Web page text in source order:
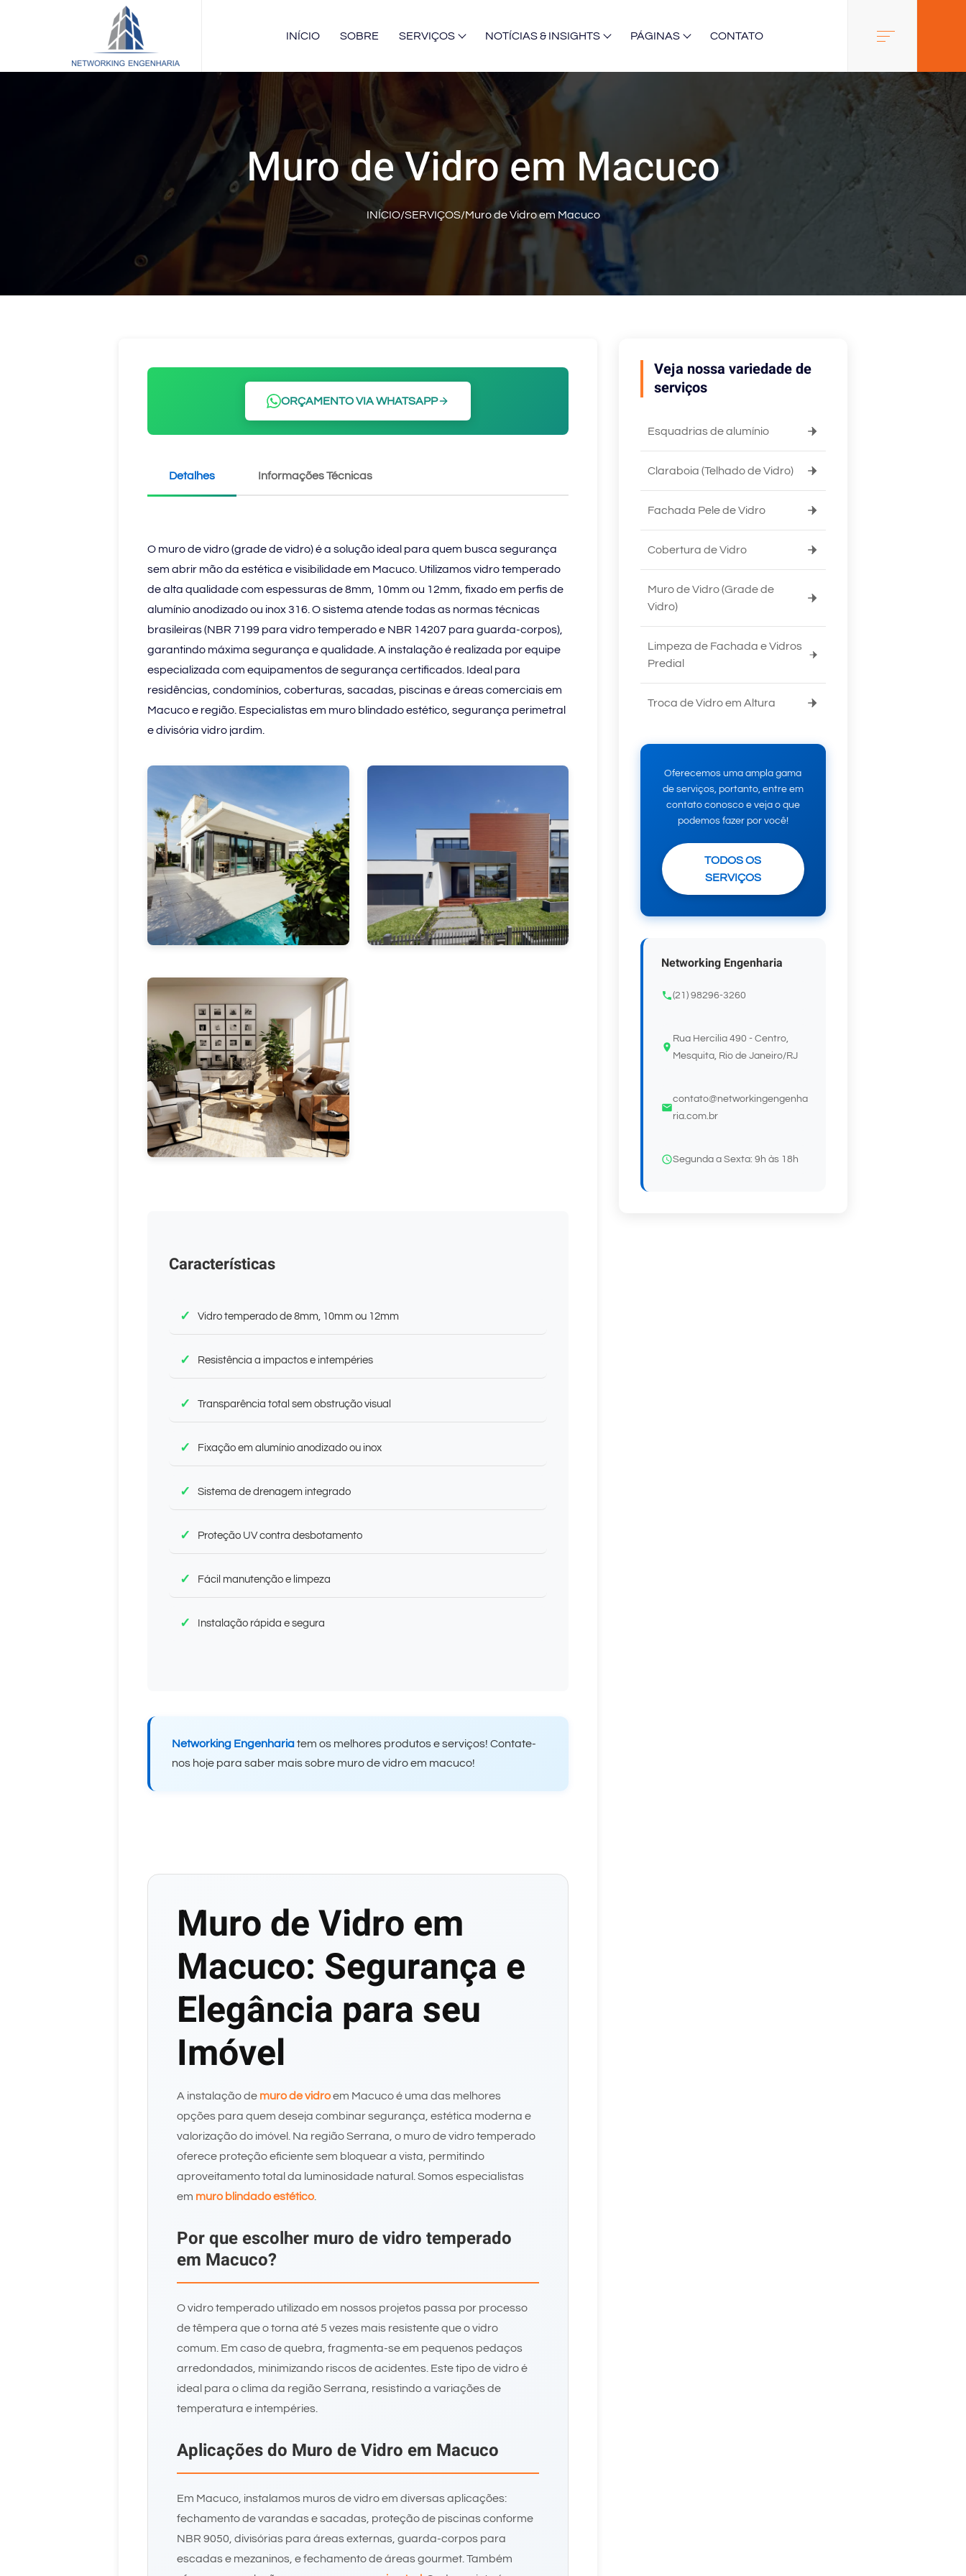
INÍCIO SOBRE SERVIÇOS NOTÍCIAS & INSIGHTS PÁGINAS CONTATO
Muro de Vidro em Macuco
INÍCIO/SERVIÇOS/Muro de Vidro em Macuco
ORÇAMENTO VIA WHATSAPP
Detalhes Informações Técnicas
O muro de vidro (grade de vidro) é a solução ideal para quem busca segurança
sem abrir mão da estética e visibilidade em Macuco. Utilizamos vidro temperado
de alta qualidade com espessuras de 8mm, 10mm ou 12mm, fixado em perfis de
alumínio anodizado ou inox 316. O sistema atende todas as normas técnicas
brasileiras (NBR 7199 para vidro temperado e NBR 14207 para guarda-corpos),
garantindo máxima segurança e qualidade. A instalação é realizada por equipe
especializada com equipamentos de segurança certificados. Ideal para
residências, condomínios, coberturas, sacadas, piscinas e áreas comerciais em
Macuco e região. Especialistas em muro blindado estético, segurança perimetral
e divisória vidro jardim.
Características
Vidro temperado de 8mm, 10mm ou 12mm
Resistência a impactos e intempéries
Transparência total sem obstrução visual
Fixação em alumínio anodizado ou inox
Sistema de drenagem integrado
Proteção UV contra desbotamento
Fácil manutenção e limpeza
Instalação rápida e segura
Networking Engenhariatem os melhores produtos e serviços! Contate-
nos hoje para saber mais sobre muro de vidro em macuco!
Muro de Vidro em
Macuco: Segurança e
Elegância para seu
Imóvel
A instalação de muro de vidroem Macuco é uma das melhores
opções para quem deseja combinar segurança, estética moderna e
valorização do imóvel. Na região Serrana, o muro de vidro temperado
oferece proteção eficiente sem bloquear a vista, permitindo
aproveitamento total da luminosidade natural. Somos especialistas
em muro blindado estético
Por que escolher muro de vidro temperado
em Macuco?
O vidro temperado utilizado em nossos projetos passa por processo
de têmpera que o torna até 5 vezes mais resistente que o vidro
comum. Em caso de quebra, fragmenta-se em pequenos pedaços
arredondados, minimizando riscos de acidentes. Este tipo de vidro é
ideal para o clima da região Serrana, resistindo a variações de
temperatura e intempéries.
Aplicações do Muro de Vidro em Macuco
Em Macuco, instalamos muros de vidro em diversas aplicações:
fechamento de varandas e sacadas, proteção de piscinas conforme
NBR 9050, divisórias para áreas externas, guarda-corpos para
escadas e mezaninos, e fechamento de áreas gourmet. Também
Veja nossa variedade de
serviços
Esquadrias de alumínio
Claraboia (Telhado de Vidro)
Fachada Pele de Vidro
Cobertura de Vidro
Muro de Vidro (Grade de
Vidro)
Limpeza de Fachada e Vidros
Predial
Troca de Vidro em Altura
Oferecemos uma ampla gama
de serviços, portanto, entre em
contato conosco e veja o que
podemos fazer por você!
TODOS OS
SERVIÇOS
Networking Engenharia
(21) 98296-3260
Rua Hercilia 490 - Centro,
Mesquita, Rio de Janeiro/RJ
contato@networkingengenha
ria.com.br
Segunda a Sexta: 9h às 18h